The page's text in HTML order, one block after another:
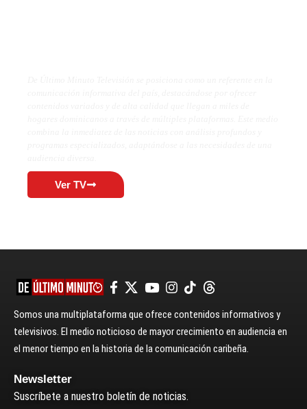
Ver TV
Somos una multiplataforma que ofrece contenidos informativos y
televisivos. El medio noticioso de mayor crecimiento en audiencia en
el menor tiempo en la historia de la comunicación caribeña.
Newsletter
Suscríbete a nuestro boletín de noticias.